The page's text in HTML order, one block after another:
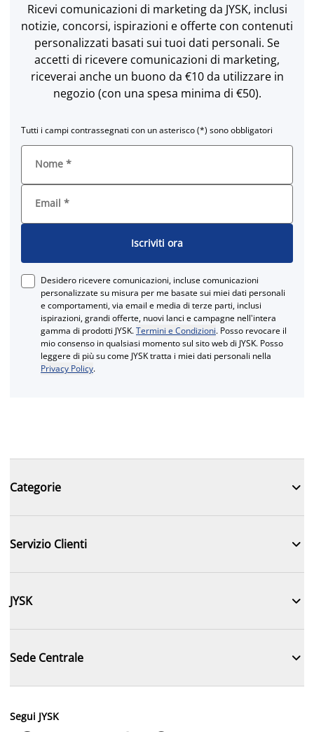
Ricevi comunicazioni di marketing da JYSK, inclusi
notizie, concorsi, ispirazioni e offerte con contenuti
personalizzati basati sui tuoi dati personali. Se
accetti di ricevere comunicazioni di marketing,
riceverai anche un buono da €10 da utilizzare in
negozio (con una spesa minima di €50).
Tutti i campi contrassegnati con un asterisco (*) sono obbligatori
Nome *
Email *
Iscriviti ora
Desidero ricevere comunicazioni, incluse comunicazioni
personalizzate su misura per me basate sui miei dati personali
e comportamenti, via email e media di terze parti, inclusi
ispirazioni, grandi offerte, nuovi lanci e campagne nell'intera
gamma di prodotti JYSK.Termini e Condizioni. Posso revocare il
mio consenso in qualsiasi momento sul sito web di JYSK. Posso
leggere di più su come JYSK tratta i miei dati personali nella
Privacy Policy.
Categorie 
Servizio Clienti 
JYSK 
Sede Centrale 
Segui JYSK